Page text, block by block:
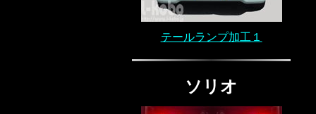
テールランプ加工１
ソリオ